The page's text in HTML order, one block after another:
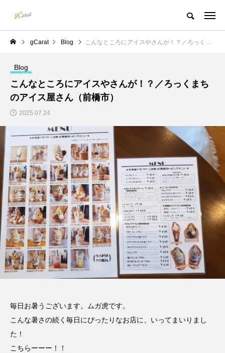
gCarat Blog こんなところにアイスやさんが！？／ろっくまちのアイス屋さん（前橋市）
Blog
こんなところにアイスやさんが！？／ろっくまち
のアイス屋さん（前橋市）
2025.07.24
毎日お暑うございます。ムガ虎です。
こんな暑さの続く毎日にぴったりなお店に、いってまいりまし
た！
こちらーーー！！